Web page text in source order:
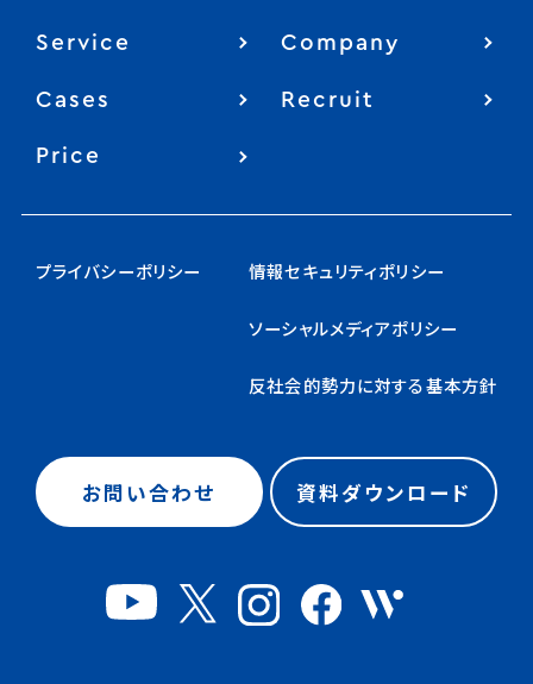
Service
Cases
Price
Company
Recruit
プライバシーポリシー 情報セキュリティポリシー
ソーシャルメディアポリシー
反社会的勢力に対する基本方針
お問い合わせ 資料ダウンロード